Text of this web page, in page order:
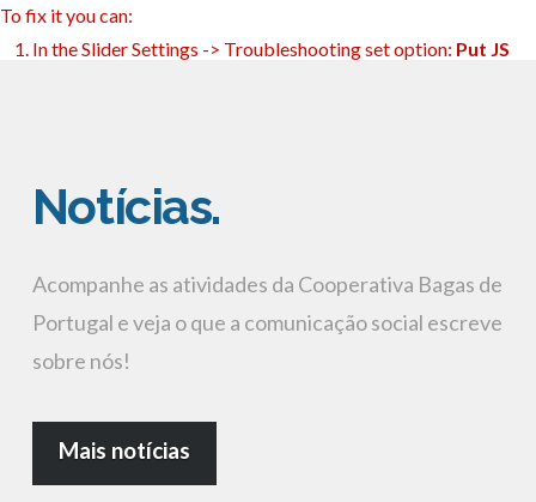
C.R.L.
Cooperativa
de
Pequenos
Frutos
To fix it you can:
1. In the Slider Settings -> Troubleshooting set option: Put JS
Notícias.
Acompanhe as atividades da Cooperativa Bagas de
Portugal e veja o que a comunicação social escreve
sobre nós!
Mais notícias